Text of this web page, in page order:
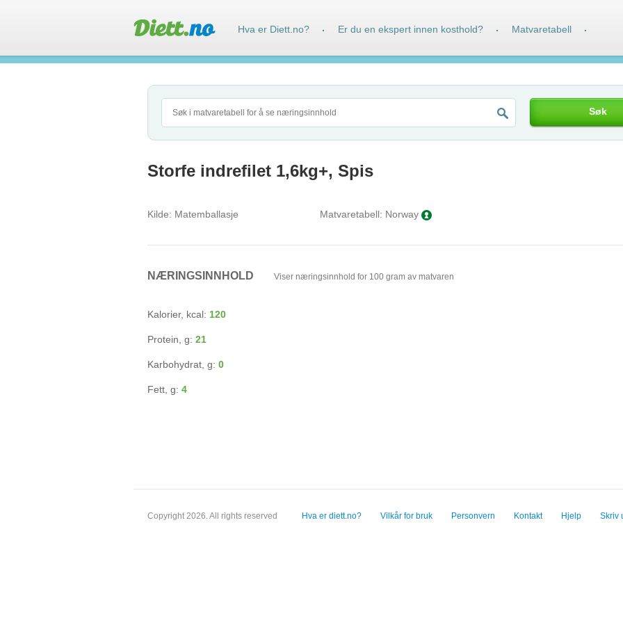
Søk
Storfe indrefilet 1,6kg+, Spis
Kilde: Matemballasje Matvaretabell: Norway
NÆRINGSINNHOLD Viser næringsinnhold for 100 gram av matvaren
Kalorier, kcal: 120
Protein, g: 21
Karbohydrat, g: 0
Fett, g: 4
Copyright 2026. All rights reserved Hva er diett.no? Vilkår for bruk Personvern Kontakt Hjelp Skriv
Hva er Diett.no? · Er du en ekspert innen kosthold? · Matvaretabell ·